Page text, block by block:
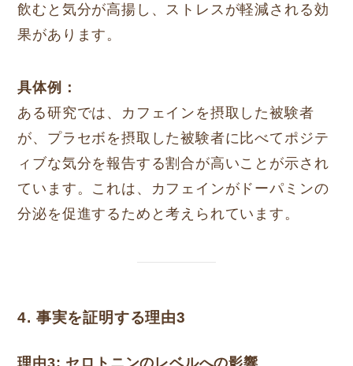
飲むと気分が高揚し、ストレスが軽減される効
果があります。
具体例：
ある研究では、カフェインを摂取した被験者
が、プラセボを摂取した被験者に比べてポジテ
ィブな気分を報告する割合が高いことが示され
ています。これは、カフェインがドーパミンの
分泌を促進するためと考えられています。
4. 事実を証明する理由3
理由3: セロトニンのレベルへの影響